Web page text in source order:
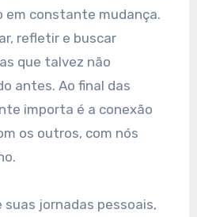
em constante mudança.
refletir e buscar
que talvez não
antes. Ao final das
importa é a conexão
os outros, com nós
jornadas pessoais,